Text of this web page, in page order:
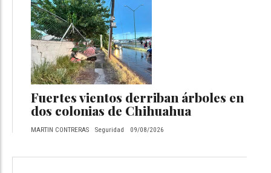
Fuertes vientos derriban árboles en
dos colonias de Chihuahua
MARTIN CONTRERAS Seguridad 09/08/2026